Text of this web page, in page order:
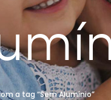
a tag “Sem Alumínio”